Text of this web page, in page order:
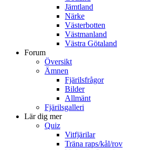
Jämtland
Närke
Västerbotten
Västmanland
Västra Götaland
Forum
Översikt
Ämnen
Fjärilsfrågor
Bilder
Allmänt
Fjärilsgalleri
Lär dig mer
Quiz
Vitfjärilar
Träna raps/kål/rov